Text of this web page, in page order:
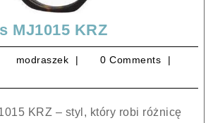
MJ1015 KRZMarc
Jacobs
MJ1015
KRZ
07/18/2026
modraszek modraszek
0 Comments